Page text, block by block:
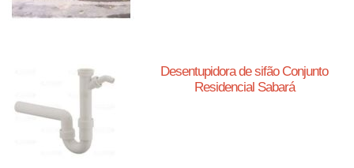
Desentupidora de sifão Conjunto
Residencial Sabará